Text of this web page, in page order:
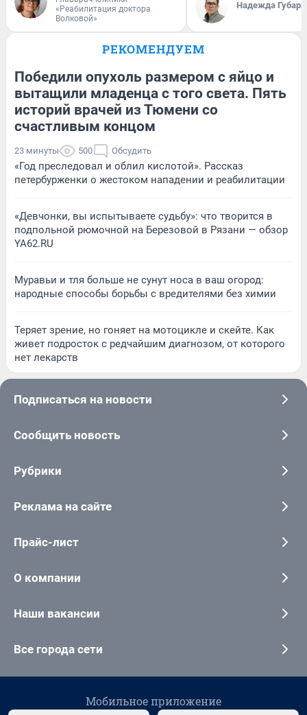
«Реабилитация доктора
Волковой»
Надежда Губарь
РЕКОМЕНДУЕМ
Победили опухоль размером с яйцо и
вытащили младенца с того света. Пять
историй врачей из Тюмени со
счастливым концом
23 минуты 500 Обсудить
«Год преследовал и облил кислотой». Рассказ
петербурженки о жестоком нападении и реабилитации
«Девчонки, вы испытываете судьбу»: что творится в
подпольной рюмочной на Березовой в Рязани — обзор
YA62.RU
Муравьи и тля больше не сунут носа в ваш огород:
народные способы борьбы с вредителями без химии
Теряет зрение, но гоняет на мотоцикле и скейте. Как
живет подросток с редчайшим диагнозом, от которого
нет лекарств
Подписаться на новости
Сообщить новость
Рубрики
Реклама на сайте
Прайс-лист
О компании
Наши вакансии
Все города сети
Мобильное приложение